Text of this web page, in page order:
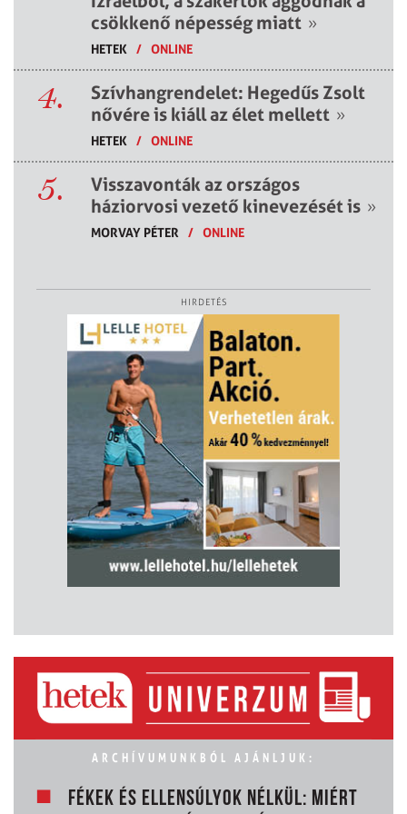
csökkenő népesség miatt »
HETEK / ONLINE
4.
Szívhangrendelet: Hegedűs Zsolt
nővére is kiáll az élet mellett »
HETEK / ONLINE
5.
Visszavonták az országos
háziorvosi vezető kinevezését is »
MORVAY PÉTER / ONLINE
HIRDETÉS
ARCHÍVUMUNKBÓL AJÁNLJUK:
FÉKEK ÉS ELLENSÚLYOK NÉLKÜL: MIÉRT